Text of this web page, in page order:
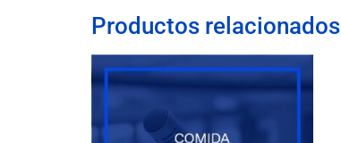
Productos relacionados